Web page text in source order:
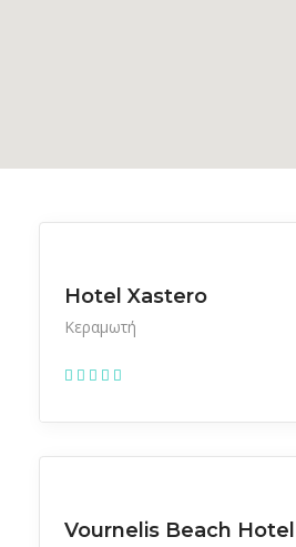
Hotel Xastero
Κεραμωτή
Vournelis Beach Hotel